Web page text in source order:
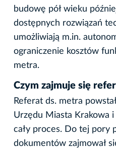
budowę pół wieku
dostępnych rozwiązań
umożliwiają m.in.
ograniczenie kosztów
metra.
Czym zajmuje się
Referat ds. metra
Urzędu Miasta Krakowa
cały proces. Do tej pory
dokumentów zajmował